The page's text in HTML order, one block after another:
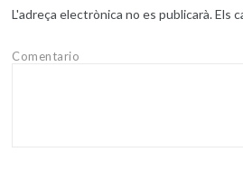
L'adreça electrònica no es publicarà.Els
Comentario